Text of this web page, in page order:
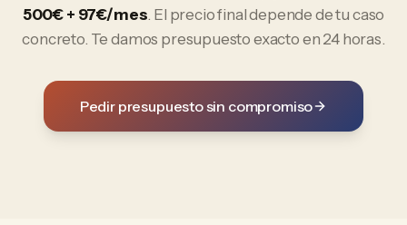
500€ + 97€/mes. El precio final depende de tu caso
concreto. Te damos presupuesto exacto en 24 horas.
Pedir presupuesto sin compromiso